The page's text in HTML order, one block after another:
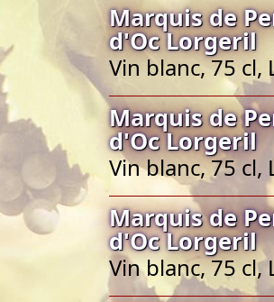
Marquis de
d'Oc Lorgeril
Vin blanc, 75 cl,
Marquis de
d'Oc Lorgeril
Vin blanc, 75 cl,
Marquis de
d'Oc Lorgeril
Vin blanc, 75 cl,